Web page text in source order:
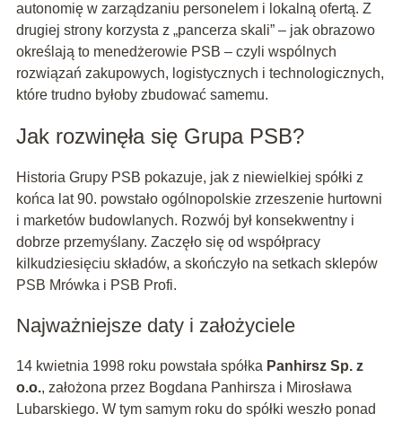
autonomię w zarządzaniu personelem i lokalną ofertą. Z
drugiej strony korzysta z „pancerza skali” – jak obrazowo
określają to menedżerowie PSB – czyli wspólnych
rozwiązań zakupowych, logistycznych i technologicznych,
które trudno byłoby zbudować samemu.
Jak rozwinęła się Grupa PSB?
Historia Grupy PSB pokazuje, jak z niewielkiej spółki z
końca lat 90. powstało ogólnopolskie zrzeszenie hurtowni
i marketów budowlanych. Rozwój był konsekwentny i
dobrze przemyślany. Zaczęło się od współpracy
kilkudziesięciu składów, a skończyło na setkach sklepów
PSB Mrówka i PSB Profi.
Najważniejsze daty i założyciele
14 kwietnia 1998 roku powstała spółka Panhirsz Sp. z
o.o., założona przez Bogdana Panhirsza i Mirosława
Lubarskiego. W tym samym roku do spółki weszło ponad